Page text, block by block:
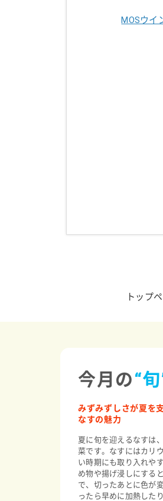
MOSウイ
トップ
今月の“旬
みずみずしさが夏を
なすの魅力
夏に旬を迎えるなすは
菜です。なすにはカリ
い時期にも取り入れや
め物や揚げ浸しにする
で、切ったあとに色が
ったら早めに加熱した